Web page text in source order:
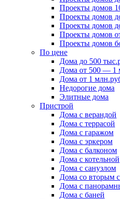
Проекты домов
Проекты домов
Проекты домов
Проекты домов
Проекты домов
По цене
Дома до 500
Дома от 500 — 1
Дома от 1
Недорогие дома
Элитные дома
Пристрой
Дома с верандой
Дома с террасой
Дома с гаражом
Дома с эркером
Дома с балконом
Дома с котельной
Дома с санузлом
Дома со вторым
Дома с
Дома с баней